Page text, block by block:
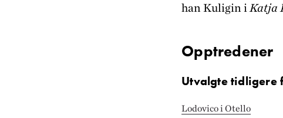
han Kuligin iKatja
Opptredener
Utvalgte tidligere
Lodovico i Otello